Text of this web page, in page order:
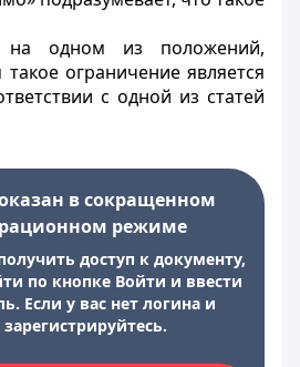
на одном из положений,
ограничение является
с одной из статей
в сокращенном
режиме
доступ к документу,
по кнопке Войти и ввести
Если у вас нет логина и